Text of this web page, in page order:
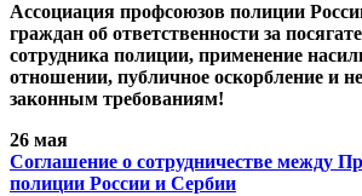
Ассоциация профсоюзов полиции
граждан об ответственности за
сотрудника полиции, применение
отношении, публичное оскорбление и
законным требованиям!
26 мая
Cоглашение о сотрудничестве между
полиции России и Сербии